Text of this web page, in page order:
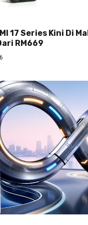
17 Series Kini Di
RM669